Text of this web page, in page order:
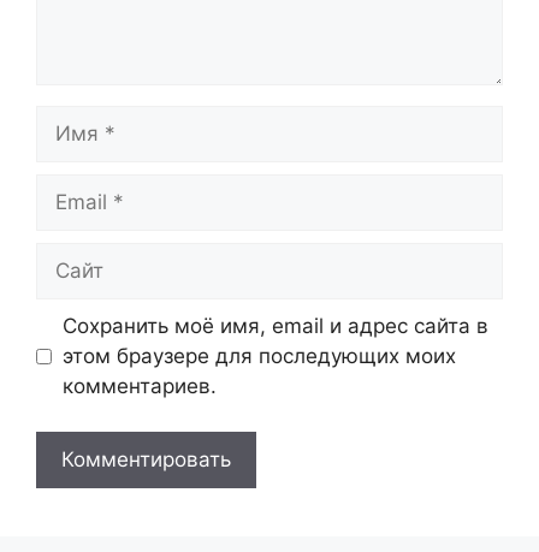
Сохранить моё имя, email и адрес сайта в
этом браузере для последующих моих
комментариев.